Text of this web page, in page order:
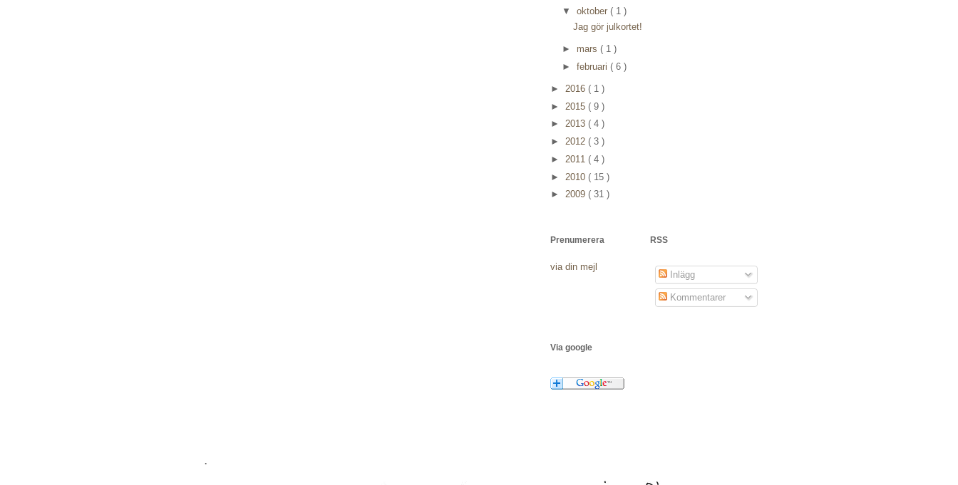
▼ oktober ( 1 )
Jag gör julkortet!
► mars ( 1 )
► februari ( 6 )
► 2016 ( 1 )
► 2015 ( 9 )
► 2013 ( 4 )
► 2012 ( 3 )
► 2011 ( 4 )
► 2010 ( 15 )
► 2009 ( 31 )
Prenumerera
via din mejl
RSS
Inlägg
Kommentarer
Via google
.